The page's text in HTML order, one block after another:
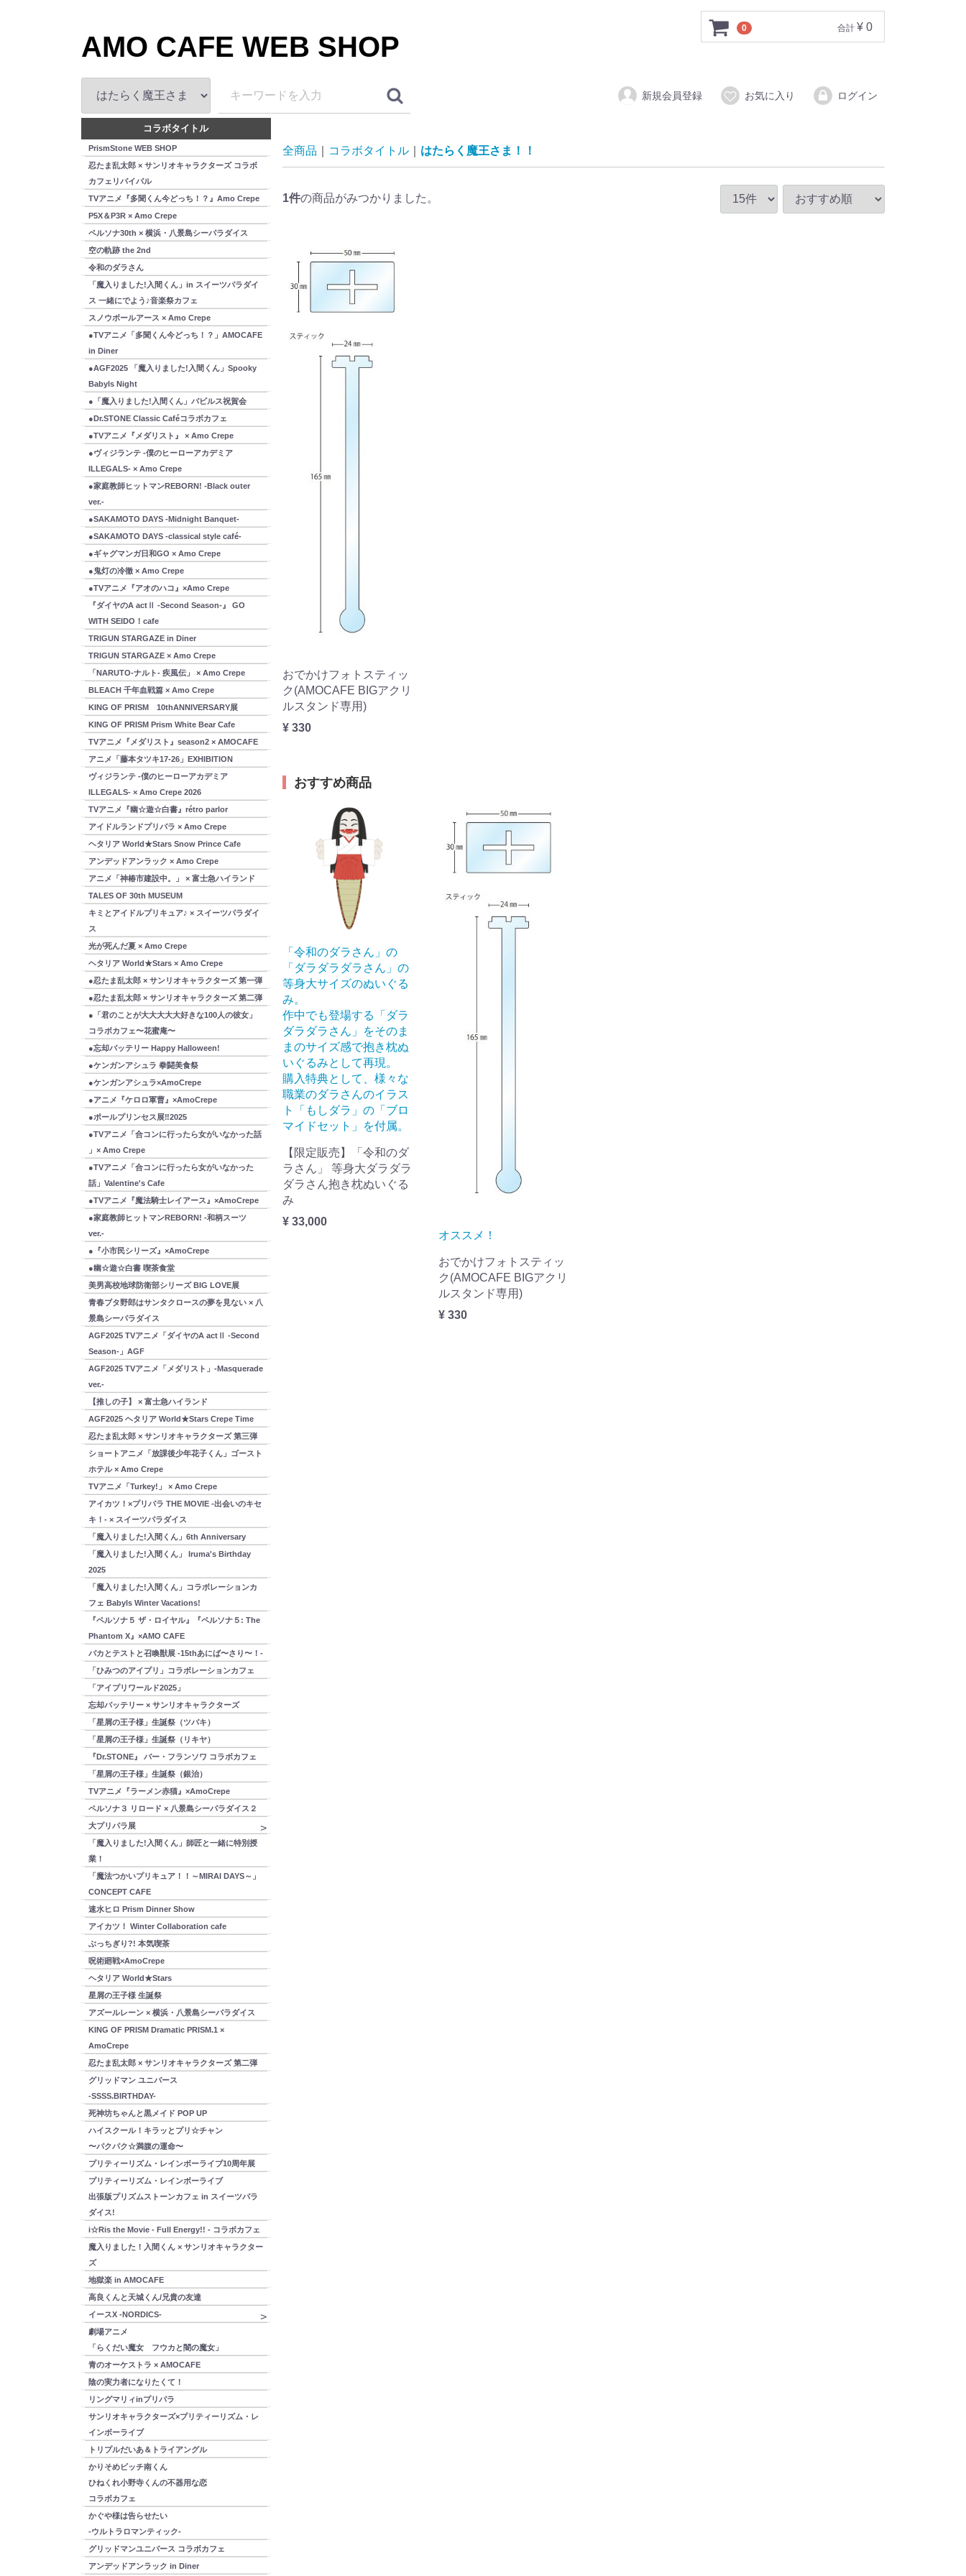
AMO CAFE WEB SHOP
0 合計 ¥ 0
新規会員登録 お気に入り ログイン
コラボタイトル
PrismStone WEB SHOP
忍たま乱太郎 × サンリオキャラクターズ コラボ
カフェリバイバル
TVアニメ『多聞くん今どっち！？』Amo Crepe
P5X＆P3R × Amo Crepe
ペルソナ30th × 横浜・八景島シーパラダイス
空の軌跡 the 2nd
令和のダラさん
「魔入りました!入間くん」in スイーツパラダイ
ス 一緒にでよう♪音楽祭カフェ
スノウボールアース × Amo Crepe
●TVアニメ「多聞くん今どっち！？」AMOCAFE
in Diner
●AGF2025 「魔入りました!入間くん」Spooky
Babyls Night
●「魔入りました!入間くん」バビルス祝賀会
●Dr.STONE Classic Caféコラボカフェ
●TVアニメ『メダリスト』 × Amo Crepe
●ヴィジランテ -僕のヒーローアカデミア
ILLEGALS- × Amo Crepe
●家庭教師ヒットマンREBORN! -Black outer
ver.-
●SAKAMOTO DAYS -Midnight Banquet-
●SAKAMOTO DAYS -classical style café-
●ギャグマンガ日和GO × Amo Crepe
●鬼灯の冷徹 × Amo Crepe
●TVアニメ『アオのハコ』×Amo Crepe
『ダイヤのA actⅡ -Second Season-』 GO
WITH SEIDO！cafe
TRIGUN STARGAZE in Diner
TRIGUN STARGAZE × Amo Crepe
「NARUTO-ナルト- 疾風伝」 × Amo Crepe
BLEACH 千年血戦篇 × Amo Crepe
KING OF PRISM 10thANNIVERSARY展
KING OF PRISM Prism White Bear Cafe
TVアニメ『メダリスト』season2 × AMOCAFE
アニメ「藤本タツキ17-26」EXHIBITION
ヴィジランテ -僕のヒーローアカデミア
ILLEGALS- × Amo Crepe 2026
TVアニメ『幽☆遊☆白書』rétro parlor
アイドルランドプリパラ × Amo Crepe
ヘタリア World★Stars Snow Prince Cafe
アンデッドアンラック × Amo Crepe
アニメ「神椿市建設中。」 × 富士急ハイランド
TALES OF 30th MUSEUM
キミとアイドルプリキュア♪ × スイーツパラダイ
ス
光が死んだ夏 × Amo Crepe
ヘタリア World★Stars × Amo Crepe
●忍たま乱太郎 × サンリオキャラクターズ 第一弾
●忍たま乱太郎 × サンリオキャラクターズ 第二弾
●「君のことが大大大大大好きな100人の彼女」
コラボカフェ〜花蜜庵〜
●忘却バッテリー Happy Halloween!
●ケンガンアシュラ 拳闘美食祭
●ケンガンアシュラ×AmoCrepe
●アニメ『ケロロ軍曹』×AmoCrepe
●ポールプリンセス展‼2025
●TVアニメ「合コンに行ったら女がいなかった話
」× Amo Crepe
●TVアニメ「合コンに行ったら女がいなかった
話」Valentine's Cafe
●TVアニメ『魔法騎士レイアース』×AmoCrepe
●家庭教師ヒットマンREBORN! -和柄スーツ
ver.-
●『小市民シリーズ』×AmoCrepe
●幽☆遊☆白書 喫茶食堂
美男高校地球防衛部シリーズ BIG LOVE展
青春ブタ野郎はサンタクロースの夢を見ない × 八
景島シーパラダイス
AGF2025 TVアニメ「ダイヤのA actⅡ -Second
Season-」AGF
AGF2025 TVアニメ「メダリスト」-Masquerade
ver.-
【推しの子】 × 富士急ハイランド
AGF2025 ヘタリア World★Stars Crepe Time
忍たま乱太郎 × サンリオキャラクターズ 第三弾
ショートアニメ「放課後少年花子くん」ゴースト
ホテル × Amo Crepe
TVアニメ「Turkey!」 × Amo Crepe
アイカツ！×プリパラ THE MOVIE -出会いのキセ
キ！- × スイーツパラダイス
「魔入りました!入間くん」6th Anniversary
「魔入りました!入間くん」 Iruma's Birthday
2025
「魔入りました!入間くん」コラボレーションカ
フェ Babyls Winter Vacations!
『ペルソナ５ ザ・ロイヤル』『ペルソナ５: The
Phantom X』×AMO CAFE
バカとテストと召喚獣展 -15thあにば〜さり〜！-
「ひみつのアイプリ」コラボレーションカフェ
「アイプリワールド2025」
忘却バッテリー × サンリオキャラクターズ
「星屑の王子様」生誕祭（ツバキ）
「星屑の王子様」生誕祭（リキヤ）
『Dr.STONE』 バー・フランソワ コラボカフェ
「星屑の王子様」生誕祭（銀治）
TVアニメ『ラーメン赤猫』×AmoCrepe
ペルソナ３ リロード × 八景島シーパラダイス２
大プリパラ展
「魔入りました!入間くん」師匠と一緒に特別授
業！
「魔法つかいプリキュア！！～MIRAI DAYS～」
CONCEPT CAFE
速水ヒロ Prism Dinner Show
アイカツ！ Winter Collaboration cafe
ぶっちぎり?! 本気喫茶
呪術廻戦×AmoCrepe
ヘタリア World★Stars
星屑の王子様 生誕祭
アズールレーン × 横浜・八景島シーパラダイス
KING OF PRISM Dramatic PRISM.1 ×
AmoCrepe
忍たま乱太郎 × サンリオキャラクターズ 第二弾
グリッドマン ユニバース
-SSSS.BIRTHDAY-
死神坊ちゃんと黒メイド POP UP
ハイスクール！キラッとプリ☆チャン
〜パクパク☆満腹の運命〜
プリティーリズム・レインボーライブ10周年展
プリティーリズム・レインボーライブ
出張版プリズムストーンカフェ in スイーツパラ
ダイス!
i☆Ris the Movie - Full Energy!! - コラボカフェ
魔入りました！入間くん × サンリオキャラクター
ズ
地獄楽 in AMOCAFE
高良くんと天城くん/兄貴の友達
イースX -NORDICS-
劇場アニメ
「らくだい魔女 フウカと闇の魔女」
青のオーケストラ × AMOCAFE
陰の実力者になりたくて！
リングマリィinプリパラ
サンリオキャラクターズ×プリティーリズム・レ
インボーライブ
トリプルだいあ＆トライアングル
かりそめビッチ南くん
ひねくれ小野寺くんの不器用な恋
コラボカフェ
かぐや様は告らせたい
-ウルトラロマンティック-
グリッドマンユニバース コラボカフェ
アンデッドアンラック in Diner
全商品 コラボタイトル はたらく魔王さま！！
1件の商品がみつかりました。
おでかけフォトスティッ
ク(AMOCAFE BIGアクリ
ルスタンド専用)
¥ 330
おすすめ商品
「令和のダラさん」の
「ダラダラダラさん」の
等身大サイズのぬいぐる
み。
作中でも登場する「ダラ
ダラダラさん」をそのま
まのサイズ感で抱き枕ぬ
いぐるみとして再現。
購入特典として、様々な
職業のダラさんのイラス
ト「もしダラ」の「ブロ
マイドセット」を付属。
【限定販売】「令和のダ
ラさん」 等身大ダラダラ
ダラさん抱き枕ぬいぐる
み
¥ 33,000
オススメ！
おでかけフォトスティッ
ク(AMOCAFE BIGアクリ
ルスタンド専用)
¥ 330